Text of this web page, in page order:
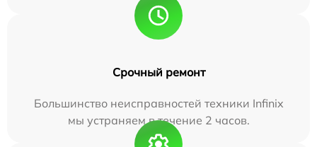
Срочный ремонт
Большинство неисправностей техники Infinix
мы устраняем в течение 2 часов.